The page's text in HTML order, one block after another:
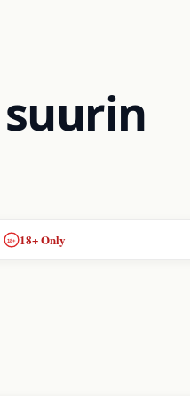
18+ 18+ Only